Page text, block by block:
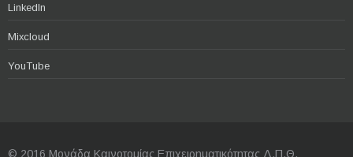
LinkedIn
Mixcloud
YouTube
© 2016 Μονάδα Καινοτομίας Επιχειρηματικότητας Δ.Π.Θ.